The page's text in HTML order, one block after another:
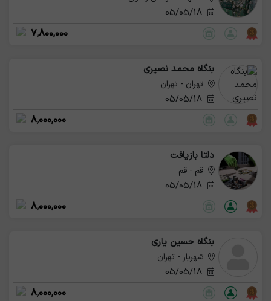
05/05/18
7,800,000
بنگاه محمد نصیری
تهران - تهران
05/05/18
8,000,000
دلتا بازیافت
قم - قم
05/05/18
8,000,000
بنگاه حسین یاری
شهریار - تهران
05/05/18
8,000,000